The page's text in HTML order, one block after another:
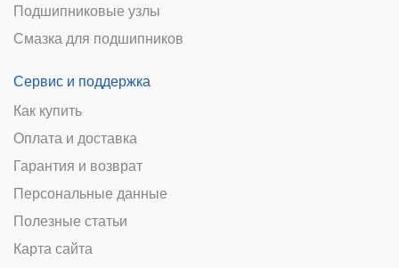
Подшипниковые узлы
Смазка для подшипников
Сервис и поддержка
Как купить
Оплата и доставка
Гарантия и возврат
Персональные данные
Полезные статьи
Карта сайта